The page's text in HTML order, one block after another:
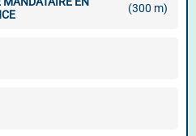
(300 m)